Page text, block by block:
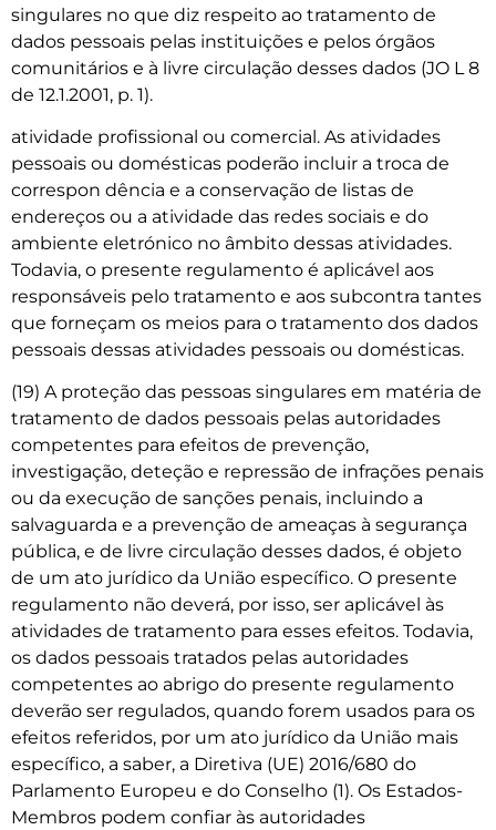
singulares no que diz respeito ao tratamento de
dados pessoais pelas instituições e pelos órgãos
comunitários e à livre circulação desses dados (JO L 8
de 12.1.2001, p. 1).
atividade profissional ou comercial. As atividades
pessoais ou domésticas poderão incluir a troca de
correspon­ dência e a conservação de listas de
endereços ou a atividade das redes sociais e do
ambiente eletrónico no âmbito dessas atividades.
Todavia, o presente regulamento é aplicável aos
responsáveis pelo tratamento e aos subcontra­ tantes
que forneçam os meios para o tratamento dos dados
pessoais dessas atividades pessoais ou domésticas.
(19) A proteção das pessoas singulares em matéria de
tratamento de dados pessoais pelas autoridades
competentes para efeitos de prevenção,
investigação, deteção e repressão de infrações penais
ou da execução de sanções penais, incluindo a
salvaguarda e a prevenção de ameaças à segurança
pública, e de livre circulação desses dados, é objeto
de um ato jurídico da União específico. O presente
regulamento não deverá, por isso, ser aplicável às
atividades de tratamento para esses efeitos. Todavia,
os dados pessoais tratados pelas autoridades
competentes ao abrigo do presente regulamento
deverão ser regulados, quando forem usados para os
efeitos referidos, por um ato jurídico da União mais
específico, a saber, a Diretiva (UE) 2016/680 do
Parlamento Europeu e do Conselho (1). Os Estados-
Membros podem confiar às autoridades